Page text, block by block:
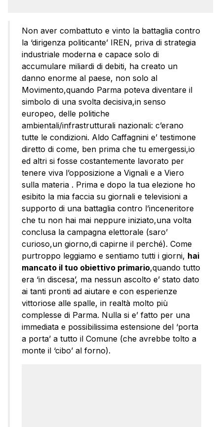
Non aver combattuto e vinto la battaglia contro
la ‘dirigenza politicante’ IREN, priva di strategia
industriale moderna e capace solo di
accumulare miliardi di debiti, ha creato un
danno enorme al paese, non solo al
Movimento,quando Parma poteva diventare il
simbolo di una svolta decisiva,in senso
europeo, delle politiche
ambientali/infrastrutturali nazionali: c’erano
tutte le condizioni. Aldo Caffagnini e’ testimone
diretto di come, ben prima che tu emergessi,io
ed altri si fosse costantemente lavorato per
tenere viva l’opposizione a Vignali e a Viero
sulla materia . Prima e dopo la tua elezione ho
esibito la mia faccia su giornali e televisioni a
supporto di una battaglia contro l’inceneritore
che tu non hai mai neppure iniziato,una volta
conclusa la campagna elettorale (saro’
curioso,un giorno,di capirne il perché). Come
purtroppo leggiamo e sentiamo tutti i giorni, hai
mancato il tuo obiettivo primario,quando tutto
era ‘in discesa’, ma nessun ascolto e’ stato dato
ai tanti pronti ad aiutare e con esperienze
vittoriose alle spalle, in realtà molto più
complesse di Parma. Nulla si e’ fatto per una
immediata e possibilissima estensione del ‘porta
a porta’ a tutto il Comune (che avrebbe tolto a
monte il ‘cibo’ al forno).